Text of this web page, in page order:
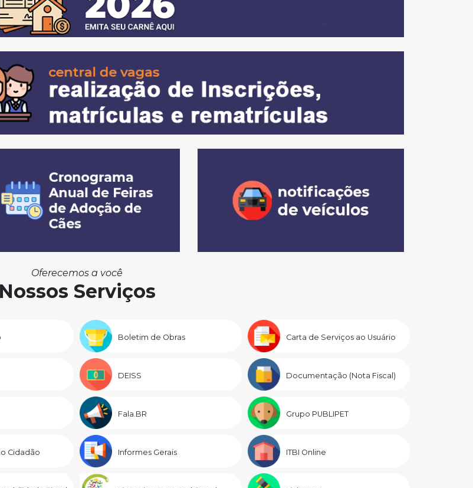
Oferecemos a você
Nossos Serviços
Boletim de Obras Carta de Serviços ao Usuário
DEISS Documentação (Nota Fiscal)
Fala.BR Grupo PUBLIPET
Cidadão Informes Gerais ITBI Online